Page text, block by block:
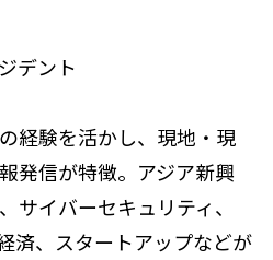
デント
経験を活かし、現地・現
発信が特徴。アジア新興
サイバーセキュリティ、
済、スタートアップなどが